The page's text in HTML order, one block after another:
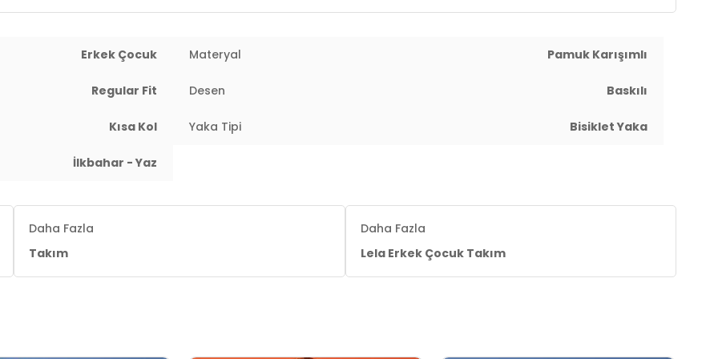
Erkek Çocuk Materyal Pamuk Karışımlı
Regular Fit Desen Baskılı
Kısa Kol Yaka Tipi Bisiklet Yaka
İlkbahar - Yaz
Daha Fazla
Takım
Daha Fazla
Lela Erkek Çocuk Takım